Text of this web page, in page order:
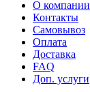
О компании
Контакты
Самовывоз
Оплата
Доставка
FAQ
Доп. услуги